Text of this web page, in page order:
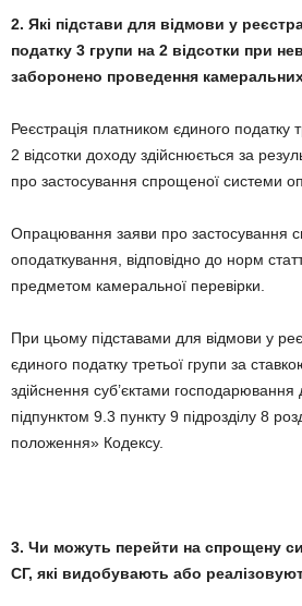
2. Які підстави для відмови у
податку 3 групи на 2 відсотки при
заборонено проведення
Реєстрація платником єдиного податку
2 відсотки доходу здійснюється за
про застосування спрощеної системи
Опрацювання заяви про застосування
оподаткування, відповідно до норм
предметом камеральної перевірки.
При цьому підставами для відмови у
єдиного податку третьої групи за
здійснення суб’єктами господарювання
підпунктом 9.3 пункту 9 підрозділу 8
положення» Кодексу.
3. Чи можуть перейти на спрощену
СГ, які видобувають або